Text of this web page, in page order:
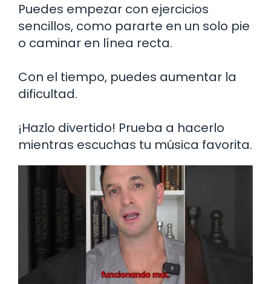
Puedes empezar con ejercicios
sencillos, como pararte en un solo pie
o caminar en línea recta.
Con el tiempo, puedes aumentar la
dificultad.
¡Hazlo divertido! Prueba a hacerlo
mientras escuchas tu música favorita.